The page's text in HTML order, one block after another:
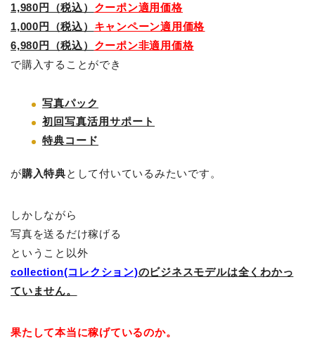
1,980円（税込） クーポン適用価格
1,000円（税込） キャンペーン適用価格
6,980円（税込） クーポン非適用価格
で購入することができ
写真パック
初回写真活用サポート
特典コード
が購入特典として付いているみたいです。
しかしながら
写真を送るだけ稼げる
ということ以外
collection(コレクション)のビジネスモデルは全くわかっ
ていません。
果たして本当に稼げているのか。